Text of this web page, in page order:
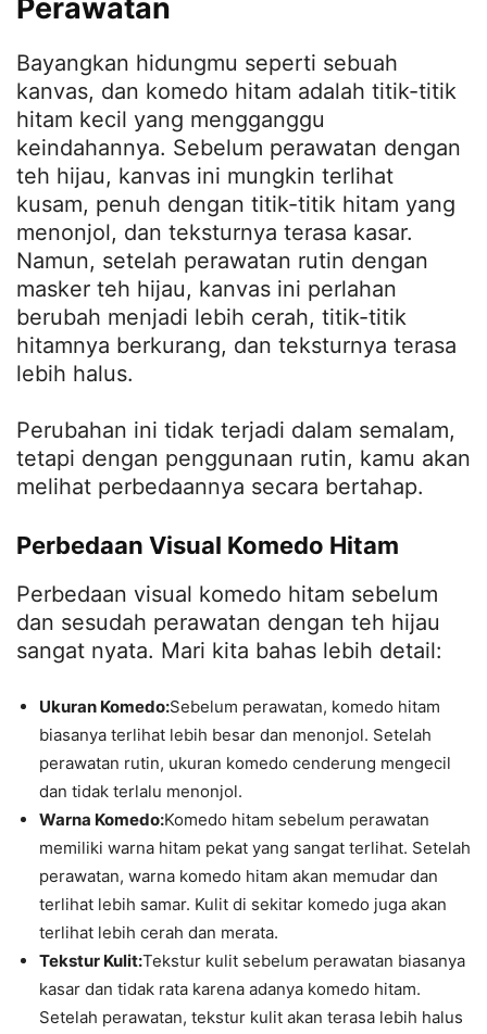
Perawatan
Bayangkan hidungmu seperti sebuah
kanvas, dan komedo hitam adalah titik-titik
hitam kecil yang mengganggu
keindahannya. Sebelum perawatan dengan
teh hijau, kanvas ini mungkin terlihat
kusam, penuh dengan titik-titik hitam yang
menonjol, dan teksturnya terasa kasar.
Namun, setelah perawatan rutin dengan
masker teh hijau, kanvas ini perlahan
berubah menjadi lebih cerah, titik-titik
hitamnya berkurang, dan teksturnya terasa
lebih halus.
Perubahan ini tidak terjadi dalam semalam,
tetapi dengan penggunaan rutin, kamu akan
melihat perbedaannya secara bertahap.
Perbedaan Visual Komedo Hitam
Perbedaan visual komedo hitam sebelum
dan sesudah perawatan dengan teh hijau
sangat nyata. Mari kita bahas lebih detail:
Ukuran Komedo:Sebelum perawatan, komedo hitam
biasanya terlihat lebih besar dan menonjol. Setelah
perawatan rutin, ukuran komedo cenderung mengecil
dan tidak terlalu menonjol.
Warna Komedo:Komedo hitam sebelum perawatan
memiliki warna hitam pekat yang sangat terlihat. Setelah
perawatan, warna komedo hitam akan memudar dan
terlihat lebih samar. Kulit di sekitar komedo juga akan
terlihat lebih cerah dan merata.
Tekstur Kulit:Tekstur kulit sebelum perawatan biasanya
kasar dan tidak rata karena adanya komedo hitam.
Setelah perawatan, tekstur kulit akan terasa lebih halus